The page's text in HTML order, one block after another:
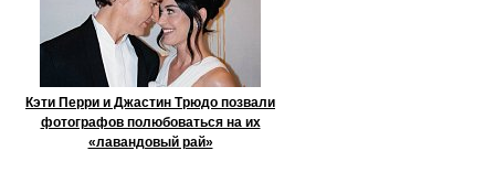
Кэти Перри и Джастин Трюдо позвали
фотографов полюбоваться на их
«лавандовый рай»